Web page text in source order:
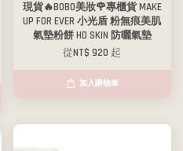
現貨🔥BOBO美妝🌹專櫃貨 MAKE
UP FOR EVER 小光盾 粉無痕美肌
氣墊粉餅 HD SKIN 防曬氣墊
從NT$ 920 起
加入購物車